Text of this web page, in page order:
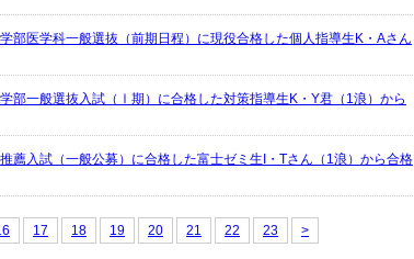
部医学科一般選抜（前期日程）に現役合格した個人指導生K・Aさん
部一般選抜入試（Ⅰ期）に合格した対策指導生K・Y君（1浪）から
薦入試（一般公募）に合格した富士ゼミ生I・Tさん（1浪）から合格
17 18 19 20 21 22 23 >